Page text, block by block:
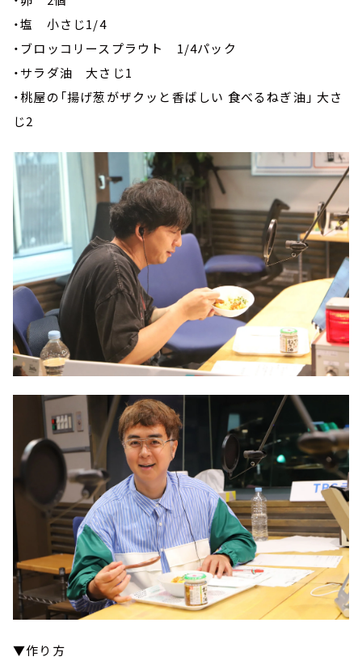
・塩 小さじ1/4
・ブロッコリースプラウト 1/4パック
・サラダ油 大さじ1
・桃屋の「揚げ葱がザクッと香ばしい 食べるねぎ油」 大さ
じ2
▼作り方